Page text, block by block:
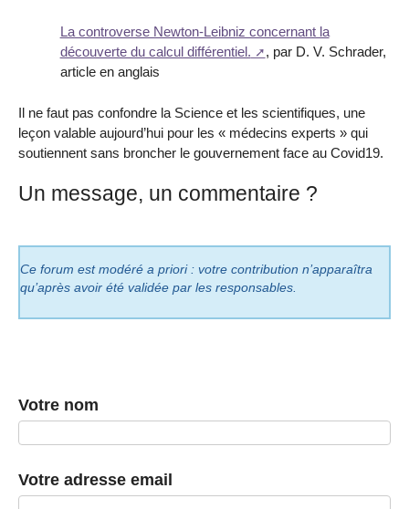
La controverse Newton-Leibniz concernant la
découverte du calcul différentiel.
, par D. V. Schrader,
article en anglais
Il ne faut pas confondre la Science et les scientifiques, une
leçon valable aujourd’hui pour les « médecins experts » qui
soutiennent sans broncher le gouvernement face au Covid19.
Un message, un commentaire ?
Ce forum est modéré a priori : votre contribution n’apparaîtra
qu’après avoir été validée par les responsables.
Votre nom
Votre adresse email